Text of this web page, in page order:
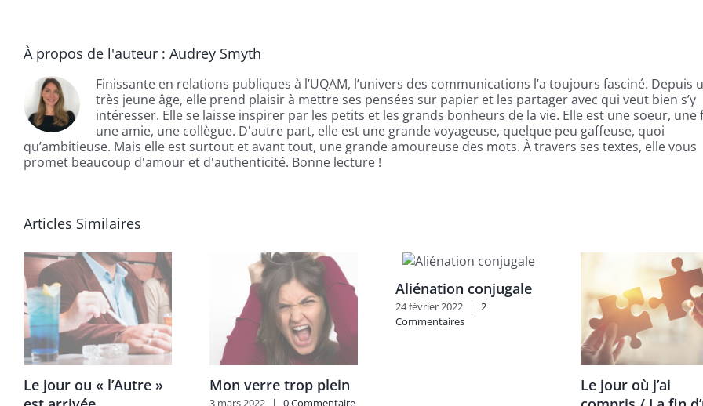
À propos de l'auteur : Audrey Smyth
Finissante en relations publiques à l’UQAM, l’univers des communications l’a toujours fasciné. Depuis
très jeune âge, elle prend plaisir à mettre ses pensées sur papier et les partager avec qui veut bien s’y
intéresser. Elle se laisse inspirer par les petits et les grands bonheurs de la vie. Elle est une soeur, une
une amie, une collègue. D'autre part, elle est une grande voyageuse, quelque peu gaffeuse, quoi
qu’ambitieuse. Mais elle est surtout et avant tout, une grande amoureuse des mots. À travers ses textes, elle vous
promet beaucoup d'amour et d'authenticité. Bonne lecture !
Articles Similaires
Le jour ou « l’Autre »
Mon verre trop plein
3 mars 2022 | 0 Commentaire
Aliénation conjugale
24 février 2022 |
2
Commentaires
Le jour où j’ai